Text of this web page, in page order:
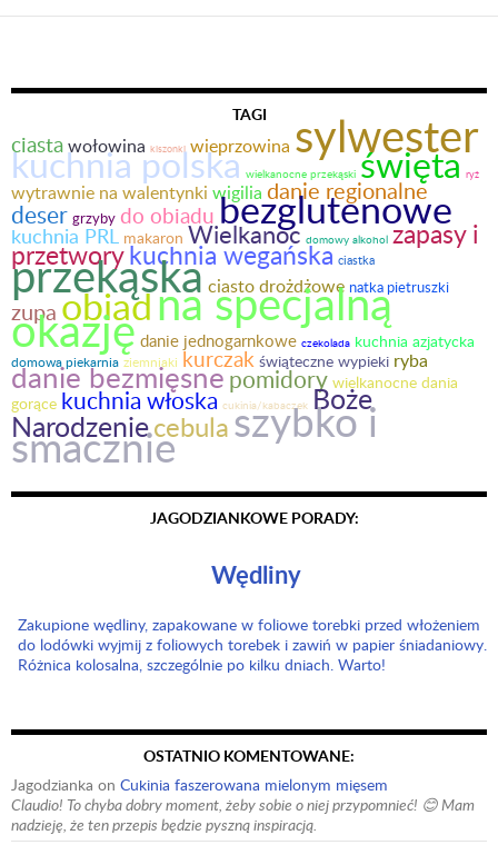
po
TAGI
ciastawołowina kiszonki wieprzowina sylwester
kuchnia polska wielkanocne przekąski święta ryż
wytrawnie na walentynki wigilia danie regionalne
deser grzyby do obiadubezglutenowe
kuchnia PRL makaron Wielkanoc domowy alkohol zapasy i
przetworykuchnia wegańska ciastka
przekąska ciasto drożdżowe natka pietruszki
zupaobiadna specjalną
okazję danie jednogarnkowe czekolada kuchnia azjatycka
domowa piekarnia ziemniaki kurczak świąteczne wypieki ryba
danie bezmięsnepomidory wielkanocne dania
gorące kuchnia włoska cukinia/kabaczek Boże
Narodzeniecebulaszybko i
smacznie
JAGODZIANKOWE PORADY:
Wędliny
Zakupione wędliny, zapakowane w foliowe torebki przed włożeniem
do lodówki wyjmij z foliowych torebek i zawiń w papier śniadaniowy.
Różnica kolosalna, szczególnie po kilku dniach. Warto!
OSTATNIO KOMENTOWANE:
Jagodzianka on Cukinia faszerowana mielonym mięsem
Claudio! To chyba dobry moment, żeby sobie o niej przypomnieć! 😊 Mam
nadzieję, że ten przepis będzie pyszną inspiracją.